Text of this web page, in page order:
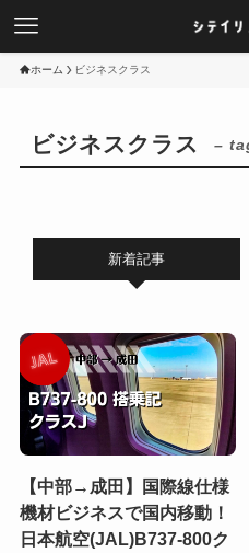
ホーム ビジネスクラス
ビジネスクラス –
新着記事
【中部→成田】国際線仕様
機材ビジネスで国内移動！
日本航空(JAL)B737-800ク